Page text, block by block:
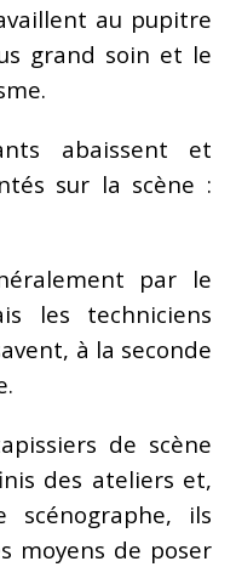
au pupitre
grand soin et le
abaissent et
sur la scène :
par le
les techniciens
à la seconde
de scène
des ateliers et,
scénographe, ils
moyens de poser